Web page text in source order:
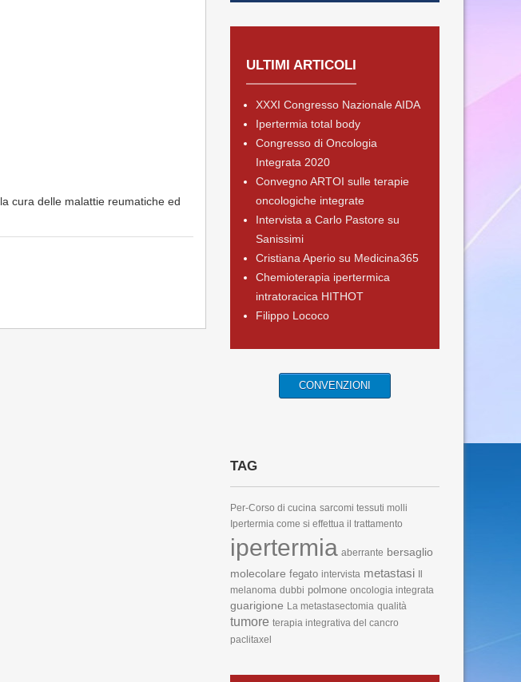
cura delle malattie reumatiche ed
ULTIMI ARTICOLI
XXXI Congresso Nazionale AIDA
Ipertermia total body
Congresso di Oncologia
Integrata 2020
Convegno ARTOI sulle terapie
oncologiche integrate
Intervista a Carlo Pastore su
Sanissimi
Cristiana Aperio su Medicina365
Chemioterapia ipertermica
intratoracica HITHOT
Filippo Lococo
CONVENZIONI
TAG
Per-Corso di cucina sarcomi tessuti molli
Ipertermia come si effettua il trattamento
ipertermia aberrante bersaglio
molecolare fegato intervista metastasi
melanoma dubbi polmone oncologia integrata
guarigione La metastasectomia qualità
tumore terapia integrativa del cancro
paclitaxel